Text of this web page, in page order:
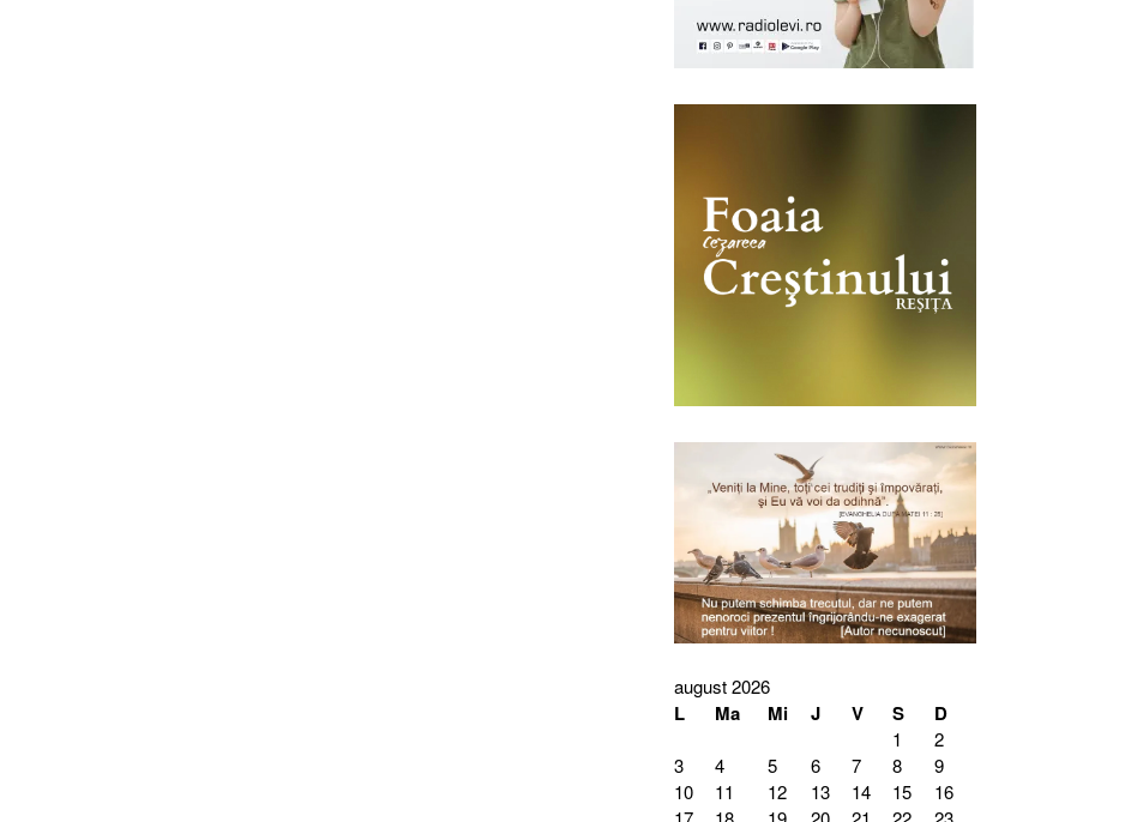
august 2026
L Ma Mi J V S D
1
2
3
4 5 6 7 8
9
10
11 12 13 14 15
16